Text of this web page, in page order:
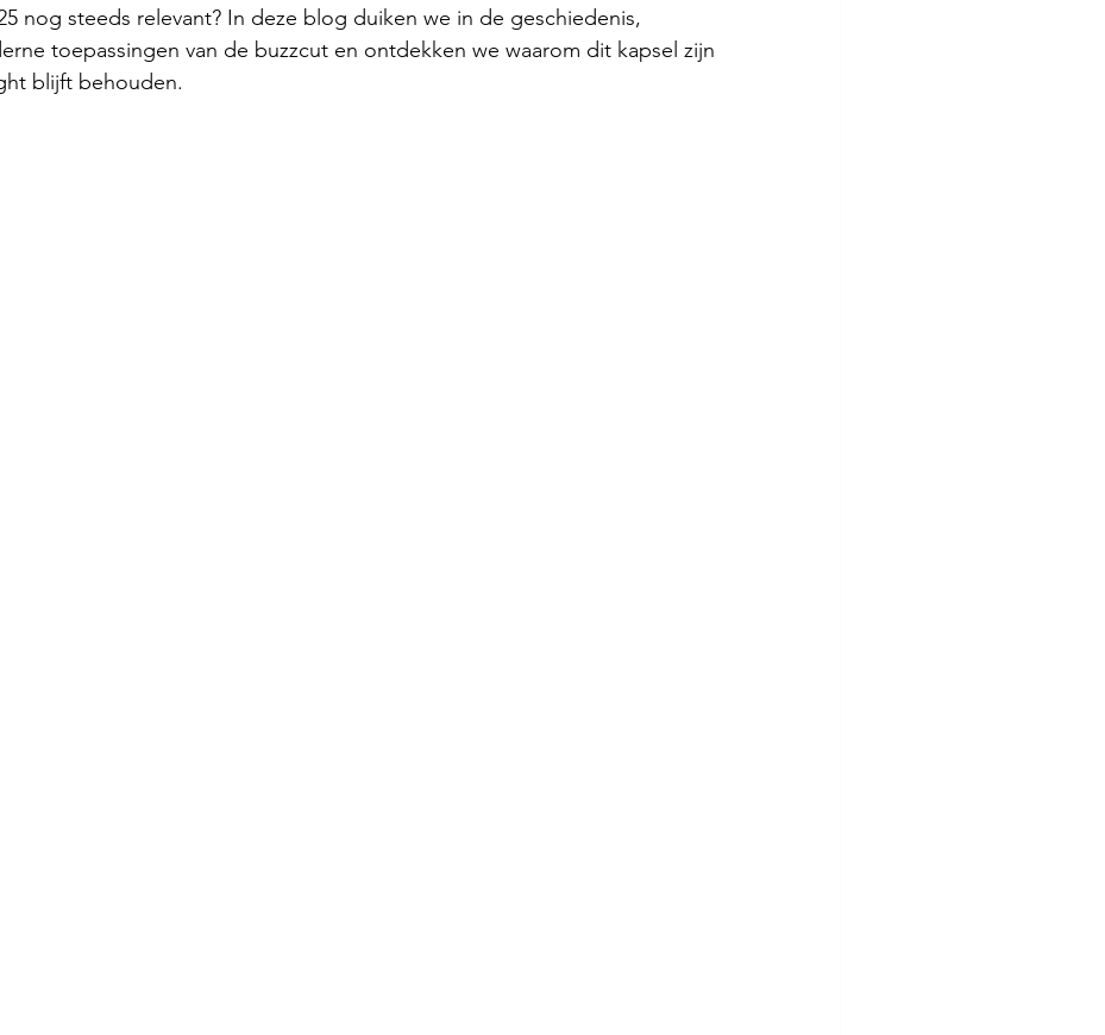
nog steeds relevant? In deze blog duiken we in de geschiedenis,
toepassingen van de buzzcut en ontdekken we waarom dit kapsel zijn
blijft behouden.